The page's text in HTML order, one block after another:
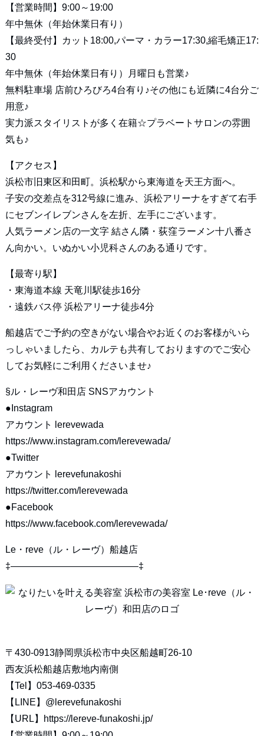
【営業時間】9:00～19:00
年中無休（年始休業日有り）
【最終受付】カット18:00,パーマ・カラー17:30,縮毛矯正17:
30
年中無休（年始休業日有り）月曜日も営業♪
無料駐車場 店前ひろびろ4台有り♪その他にも近隣に4台分ご
用意♪
実力派スタイリストが多く在籍☆プラベートサロンの雰囲
気も♪
【アクセス】
浜松市旧東区和田町。浜松駅から東海道を天王方面へ。
子安の交差点を312号線に進み、浜松アリーナをすぎて右手
にセブンイレブンさんを左折、左手にございます。
人気ラーメン店の一文字 結さん隣・荻窪ラーメン十八番さ
ん向かい。いぬかい小児科さんのある通りです。
【最寄り駅】
・東海道本線 天竜川駅徒歩16分
・遠鉄バス停 浜松アリーナ徒歩4分
船越店でご予約の空きがない場合やお近くのお客様がいら
っしゃいましたら、カルテも共有しておりますのでご安心
してお気軽にご利用くださいませ♪
§ル・レーヴ和田店 SNSアカウント
●Instagram
アカウント lerevewada
https://www.instagram.com/lerevewada/
●Twitter
アカウント lerevefunakoshi
https://twitter.com/lerevewada
●Facebook
https://www.facebook.com/lerevewada/
Le・reve（ル・レーヴ）船越店
‡—————————————–‡
〒430-0913静岡県浜松市中央区船越町26-10
西友浜松船越店敷地内南側
【Tel】053-469-0335
【LINE】 @lerevefunakoshi
【URL】
https://lereve-funakoshi.jp/